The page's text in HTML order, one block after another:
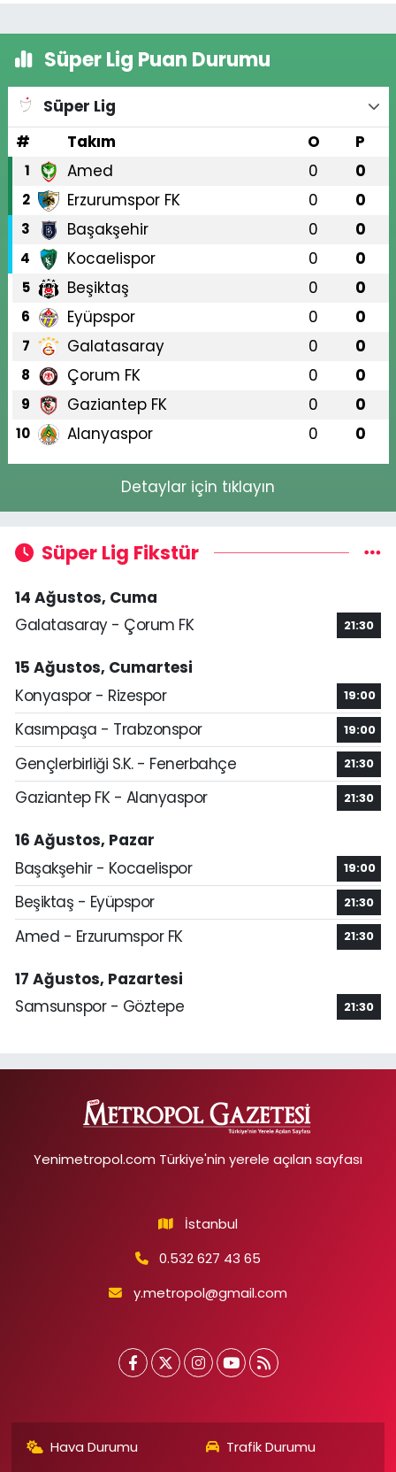
Süper Lig Puan Durumu
Süper Lig
#
Takım O P
1 Amed 0 0
2 Erzurumspor FK 0 0
3 Başakşehir 0 0
4 Kocaelispor 0 0
5 Beşiktaş 0 0
6 Eyüpspor 0 0
7 Galatasaray 0 0
8 Çorum FK 0 0
9 Gaziantep FK 0 0
10 Alanyaspor 0 0
Detaylar için tıklayın
Süper Lig Fikstür
14 Ağustos, Cuma
Galatasaray - Çorum FK
21:30
15 Ağustos, Cumartesi
Konyaspor - Rizespor
19:00
Kasımpaşa - Trabzonspor 19:00
Gençlerbirliği S.K. - Fenerbahçe 21:30
Gaziantep FK - Alanyaspor 21:30
16 Ağustos, Pazar
Başakşehir - Kocaelispor
19:00
Beşiktaş - Eyüpspor 21:30
Amed - Erzurumspor FK 21:30
17 Ağustos, Pazartesi
Samsunspor - Göztepe
21:30
Yenimetropol.com Türkiye'nin yerele açılan sayfası
İstanbul
0.532 627 43 65
y.metropol@gmail.com
Hava Durumu Trafik Durumu